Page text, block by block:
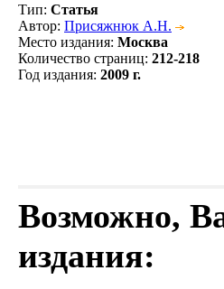
Тип: Статья
Автор: Присяжнюк А.Н.
Место издания: Москва
Количество страниц: 212-218
Год издания: 2009 г.
Возможно,
издания: